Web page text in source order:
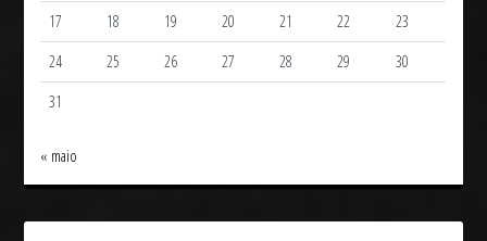
17 18 19 20 21 22
23
24
25 26 27 28 29
30
31
« maio